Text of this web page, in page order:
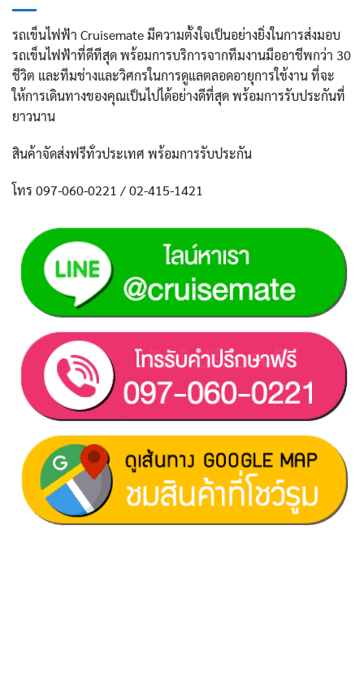
รถเข็นไฟฟ้า Cruisemate มีความตั้งใจเป็นอย่างยิ่งในการส่งมอบ
รถเข็นไฟฟ้าที่ดีทีสุด พร้อมการบริการจากทีมงานมืออาชีพกว่า 30
ชีวิต และทีมช่างและวิศกรในการดูแลตลอดอายุการใช้งาน ที่จะ
ให้การเดินทางของคุณเป็นไปได้อย่างดีที่สุด พร้อมการรับประกันที่
ยาวนาน
สินค้าจัดส่งฟรีทั่วประเทศ พร้อมการรับประกัน
โทร 097-060-0221 / 02-415-1421